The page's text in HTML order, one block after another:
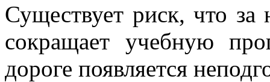
Существует риск, что
сокращает учебную
дороге появляется